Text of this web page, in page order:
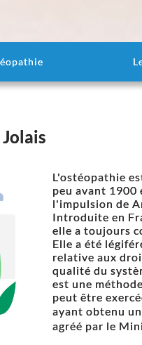
L'ostéopathie
peu avant 1900
l'impulsion de
Introduite en
elle a toujours
Elle a été
relative aux
qualité du
est une
peut être
ayant obtenu
agréé par le